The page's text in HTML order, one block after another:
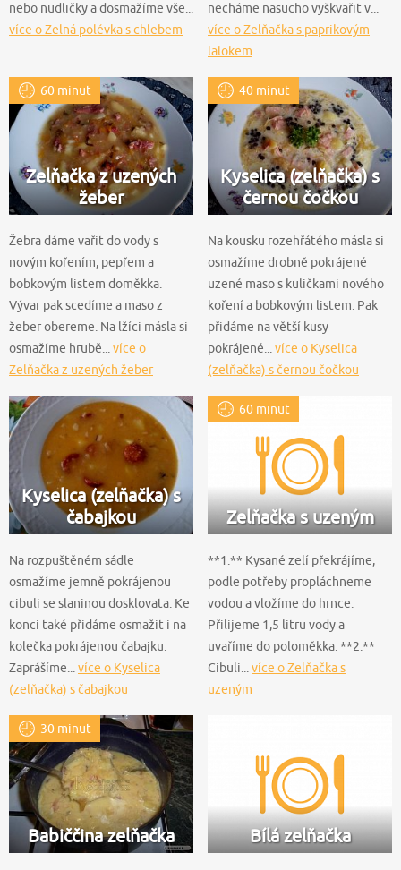
nebo nudličky a dosmažíme vše...
více o Zelná polévka s chlebem
necháme nasucho vyškvařit v...
více o Zelňačka s paprikovým
lalokem
60 minut
Zelňačka z uzených
žeber
Žebra dáme vařit do vody s
novým kořením, pepřem a
bobkovým listem doměkka.
Vývar pak scedíme a maso z
žeber obereme. Na lžíci másla si
osmažíme hrubě...více o
Zelňačka z uzených žeber
40 minut
Kyselica (zelňačka) s
černou čočkou
Na kousku rozehřátého másla si
osmažíme drobně pokrájené
uzené maso s kuličkami nového
koření a bobkovým listem. Pak
přidáme na větší kusy
pokrájené...více o Kyselica
(zelňačka) s černou čočkou
Kyselica (zelňačka) s
čabajkou
Na rozpuštěném sádle
osmažíme jemně pokrájenou
cibuli se slaninou dosklovata. Ke
konci také přidáme osmažit i na
kolečka pokrájenou čabajku.
Zaprášíme... více o Kyselica
(zelňačka) s čabajkou
60 minut
Zelňačka s uzeným
**1.** Kysané zelí překrájíme,
podle potřeby propláchneme
vodou a vložíme do hrnce.
Přilijeme 1,5 litru vody a
uvaříme do poloměkka. **2.**
Cibuli... více o Zelňačka s
uzeným
30 minut
Babiččina zelňačka Bílá zelňačka